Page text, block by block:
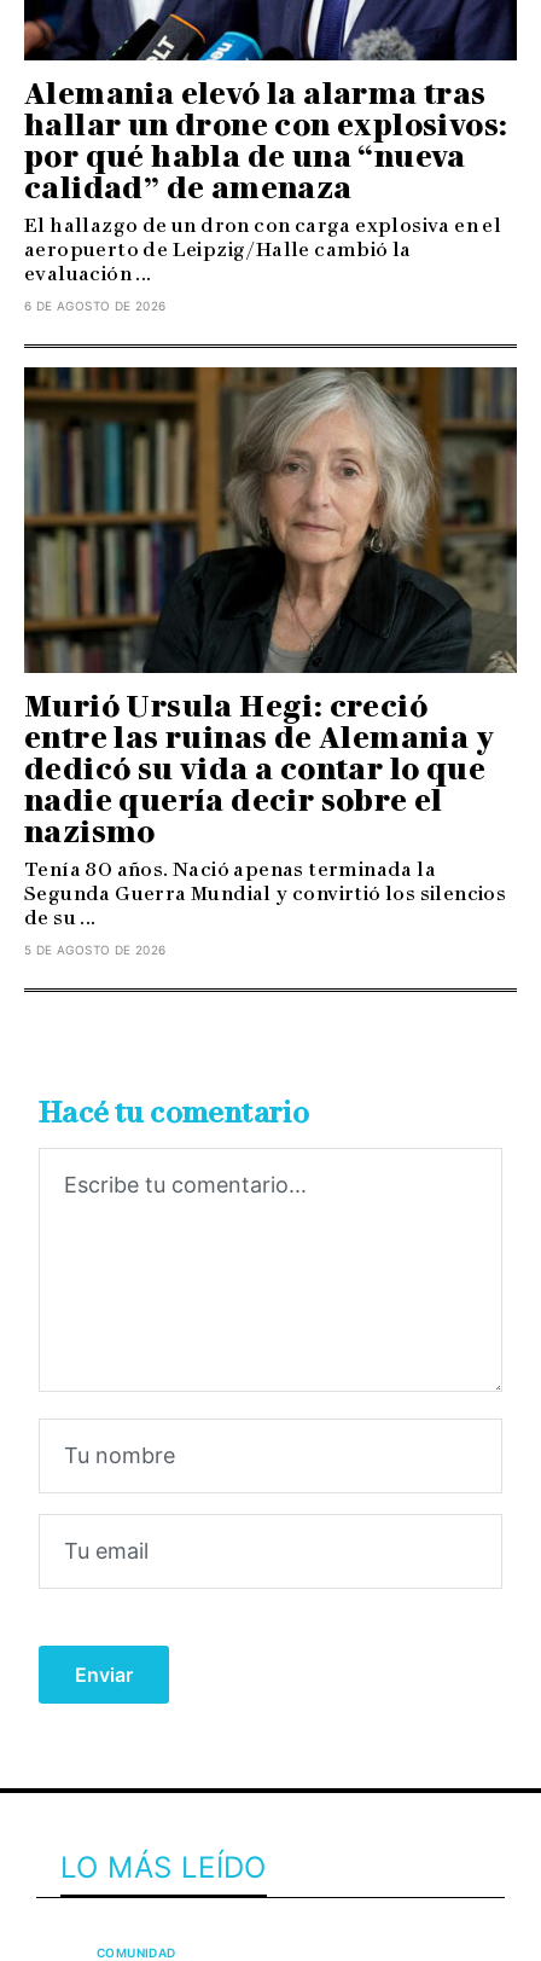
Alemania elevó la alarma tras
hallar un drone con explosivos:
por qué habla de una “nueva
calidad” de amenaza
El hallazgo de un dron con carga explosiva en el
aeropuerto de Leipzig/Halle cambió la
evaluación ...
6 DE AGOSTO DE 2026
Murió Ursula Hegi: creció
entre las ruinas de Alemania y
dedicó su vida a contar lo que
nadie quería decir sobre el
nazismo
Tenía 80 años. Nació apenas terminada la
Segunda Guerra Mundial y convirtió los silencios
de su ...
5 DE AGOSTO DE 2026
Hacé tu comentario
LO MÁS LEÍDO
COMUNIDAD